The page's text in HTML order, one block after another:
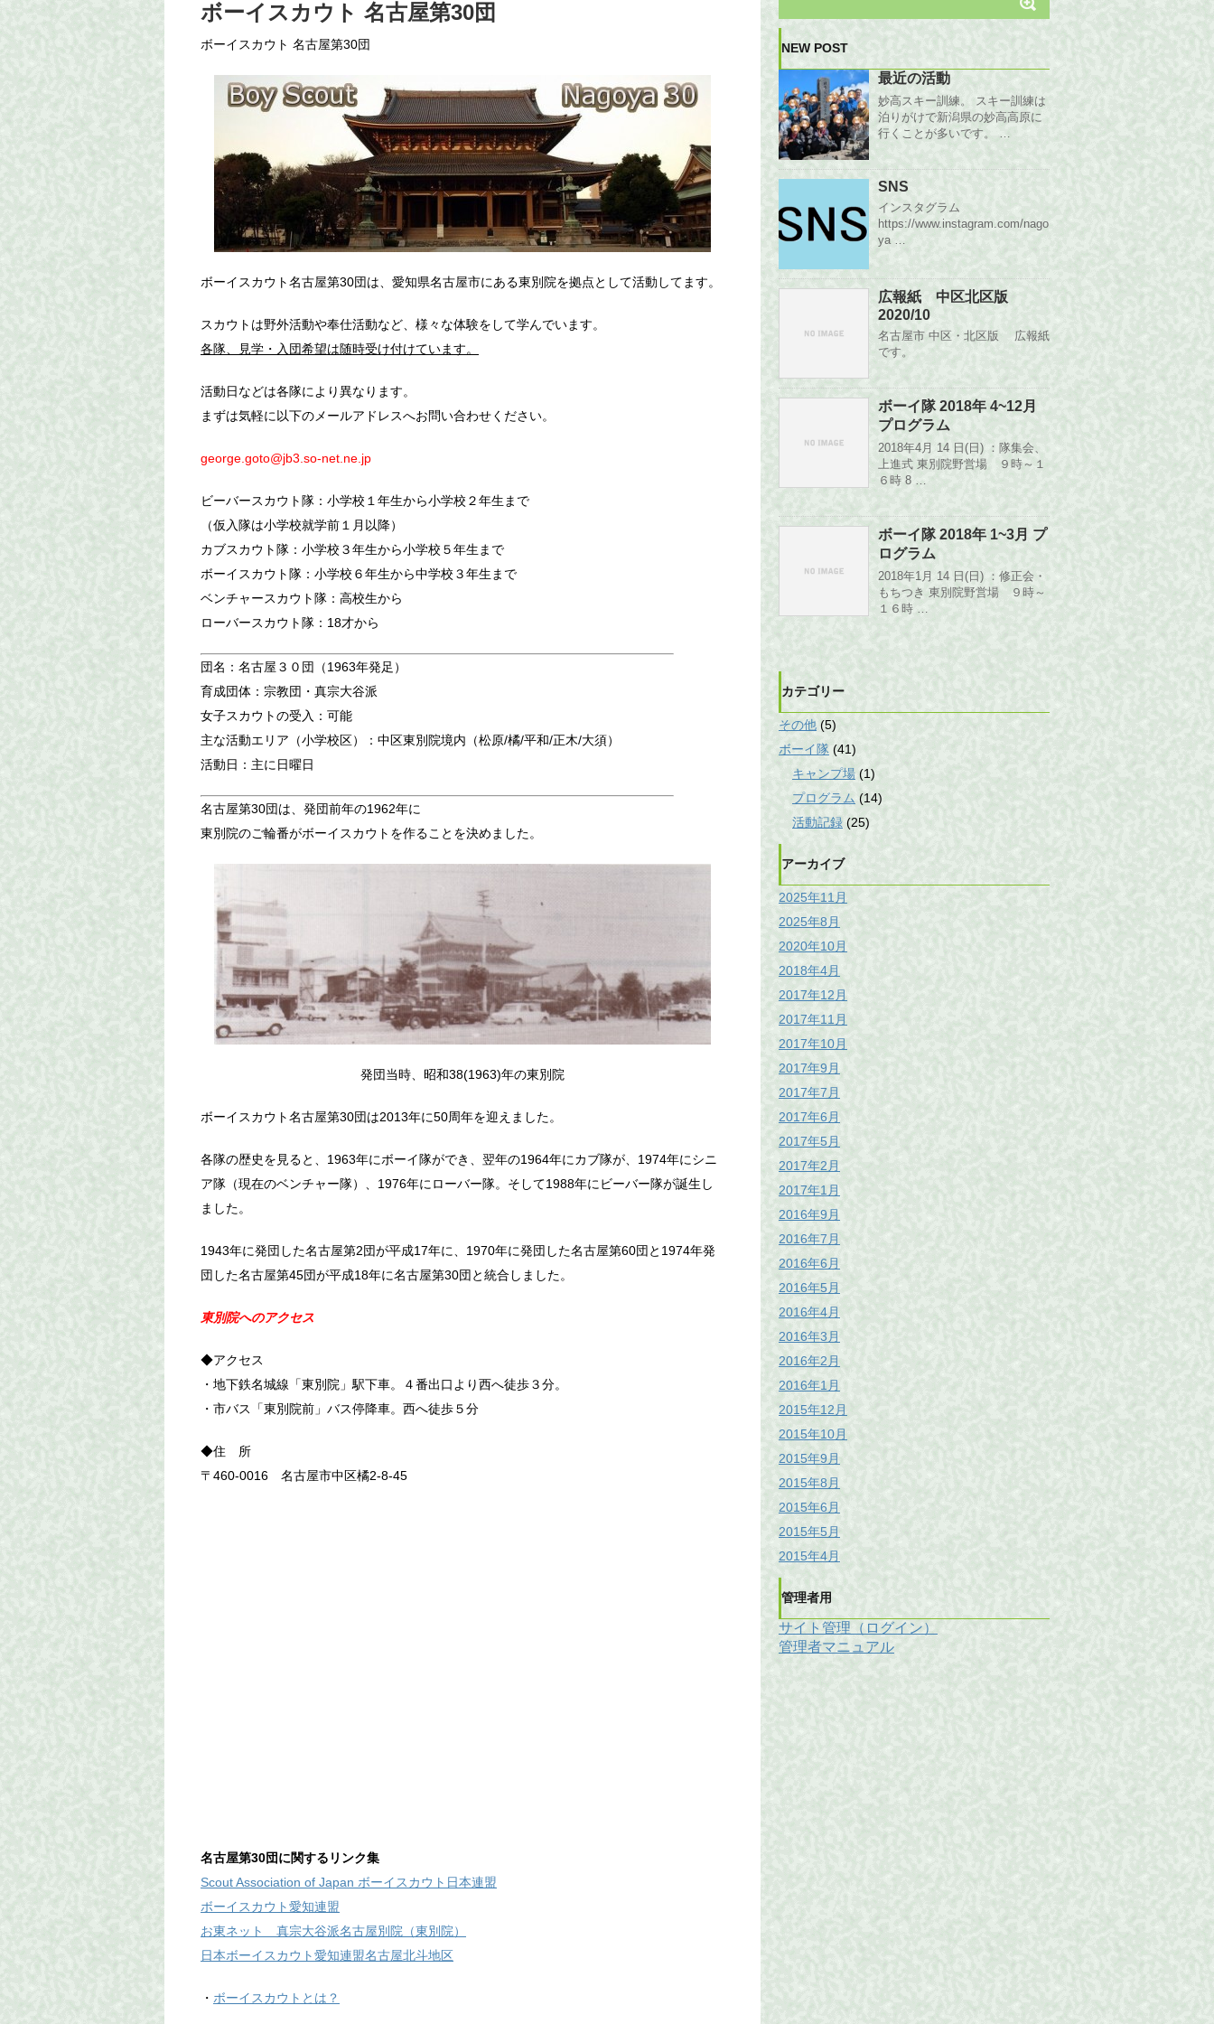
ボーイスカウト 名古屋第30団
ボーイスカウト 名古屋第30団
ボーイスカウト名古屋第30団は、愛知県名古屋市にある東別院を拠点として活動してます。
スカウトは野外活動や奉仕活動など、様々な体験をして学んでいます。
各隊、見学・入団希望は随時受け付けています。
活動日などは各隊により異なります。
まずは気軽に以下のメールアドレスへお問い合わせください。
george.goto@jb3.so-net.ne.jp
ビーバースカウト隊：小学校１年生から小学校２年生まで
（仮入隊は小学校就学前１月以降）
カブスカウト隊：小学校３年生から小学校５年生まで
ボーイスカウト隊：小学校６年生から中学校３年生まで
ベンチャースカウト隊：高校生から
ローバースカウト隊：18才から
団名：名古屋３０団（1963年発足）
育成団体：宗教団・真宗大谷派
女子スカウトの受入：可能
主な活動エリア（小学校区）：中区東別院境内（松原/橘/平和/正木/大須）
活動日：主に日曜日
名古屋第30団は、発団前年の1962年に
東別院のご輪番がボーイスカウトを作ることを決めました。
発団当時、昭和38(1963)年の東別院
ボーイスカウト名古屋第30団は2013年に50周年を迎えました。
各隊の歴史を見ると、1963年にボーイ隊ができ、翌年の1964年にカブ隊が、1974年にシニ
ア隊（現在のベンチャー隊）、1976年にローバー隊。そして1988年にビーバー隊が誕生し
ました。
1943年に発団した名古屋第2団が平成17年に、1970年に発団した名古屋第60団と1974年発
団した名古屋第45団が平成18年に名古屋第30団と統合しました。
東別院へのアクセス
◆アクセス
・地下鉄名城線「東別院」駅下車。４番出口より西へ徒歩３分。
・市バス「東別院前」バス停降車。西へ徒歩５分
◆住 所
〒460-0016 名古屋市中区橘2-8-45
名古屋第30団に関するリンク集
Scout Association of Japan ボーイスカウト日本連盟
ボーイスカウト愛知連盟
お東ネット 真宗大谷派名古屋別院（東別院）
日本ボーイスカウト愛知連盟名古屋北斗地区
・ ボーイスカウトとは？
NEW POST
最近の活動
妙高スキー訓練。 スキー訓練は
泊りがけで新潟県の妙高高原に
行くことが多いです。 …
SNS
インスタグラム
https://www.instagram.com/nago
ya …
広報紙 中区北区版
2020/10
名古屋市 中区・北区版 広報紙
です。
ボーイ隊 2018年 4~12月
プログラム
2018年4月 14 日(日) ：隊集会、
上進式 東別院野営場 ９時～１
６時 8 …
ボーイ隊 2018年 1~3月 プ
ログラム
2018年1月 14 日(日) ：修正会・
もちつき 東別院野営場 ９時～
１６時 …
カテゴリー
その他 (5)
ボーイ隊 (41)
キャンプ場 (1)
プログラム (14)
活動記録 (25)
アーカイブ
2025年11月
2025年8月
2020年10月
2018年4月
2017年12月
2017年11月
2017年10月
2017年9月
2017年7月
2017年6月
2017年5月
2017年2月
2017年1月
2016年9月
2016年7月
2016年6月
2016年5月
2016年4月
2016年3月
2016年2月
2016年1月
2015年12月
2015年10月
2015年9月
2015年8月
2015年6月
2015年5月
2015年4月
管理者用
サイト管理（ログイン）
管理者マニュアル